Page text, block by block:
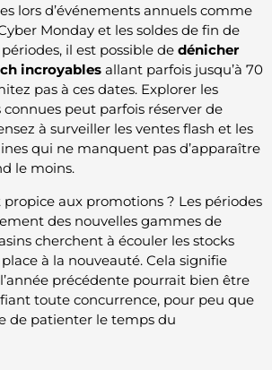
lors d’événements annuels comme
Monday et les soldes de fin de
il est possible de dénicher
incroyables allant parfois jusqu’à 70
pas à ces dates. Explorer les
peut parfois réserver de
à surveiller les ventes flash et les
qui ne manquent pas d’apparaître
le moins.
aux promotions ? Les périodes
des nouvelles gammes de
cherchent à écouler les stocks
à la nouveauté. Cela signifie
précédente pourrait bien être
toute concurrence, pour peu que
de patienter le temps du